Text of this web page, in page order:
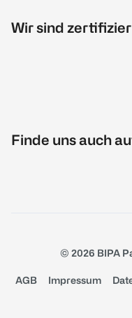
Wir sind
Finde uns auch
© 2026 BIPA
AGB Impressum